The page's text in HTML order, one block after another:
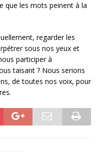
que les mots peinent à la
regarder les
sous nos yeux et
participer à
taisant ? Nous serions
de toutes nos voix, pour